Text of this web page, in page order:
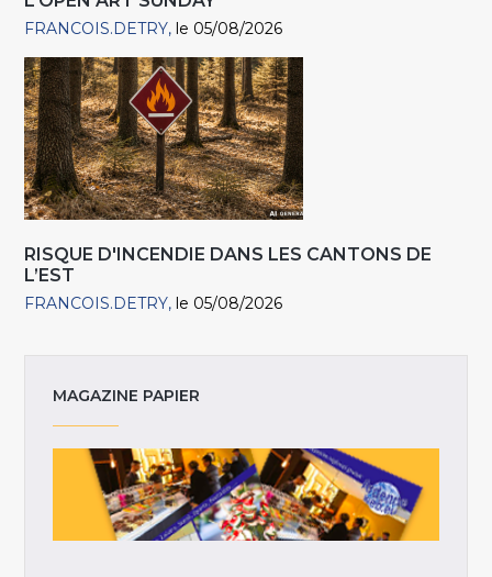
FRANCOIS.DETRY le 05/08/2026
RISQUE D'INCENDIE DANS LES CANTONS DE
L’EST
FRANCOIS.DETRY le 05/08/2026
MAGAZINE PAPIER